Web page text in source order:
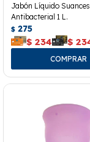
Jabón Líquido
Antibacterial 1 L.
$ 275
$ 234 $